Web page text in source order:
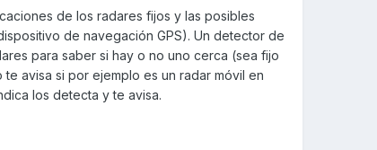
de los radares fijos y las posibles
de navegación GPS). Un detector de
para saber si hay o no uno cerca (sea fijo
avisa si por ejemplo es un radar móvil en
los detecta y te avisa.